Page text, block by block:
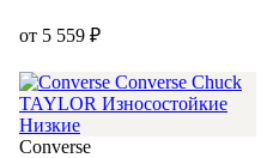
от 5 559 ₽
Converse